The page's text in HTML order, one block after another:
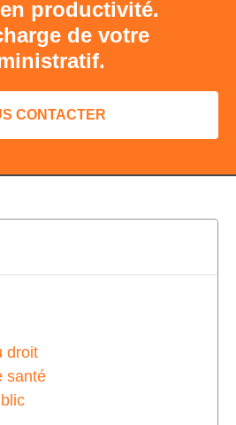
productivité.
de votre
CONTACTER
droit
santé